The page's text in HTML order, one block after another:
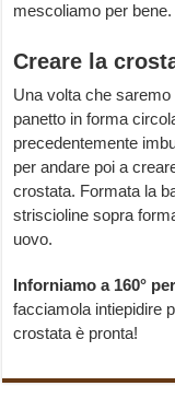
mescoliamo per
Creare la
Una volta che
panetto in forma
precedentemente
per andare poi a
crostata. Formata la
striscioline sopra
uovo.
Inforniamo a 160°
facciamola intiepidire
crostata è pronta!